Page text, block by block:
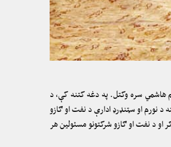
هاشمي سره وکتل. په دغه کتنه کې، د
او سټنډرډ ادارې د نفت او ګازو
د نفت او ګازو شرکتونو مسئولین هر